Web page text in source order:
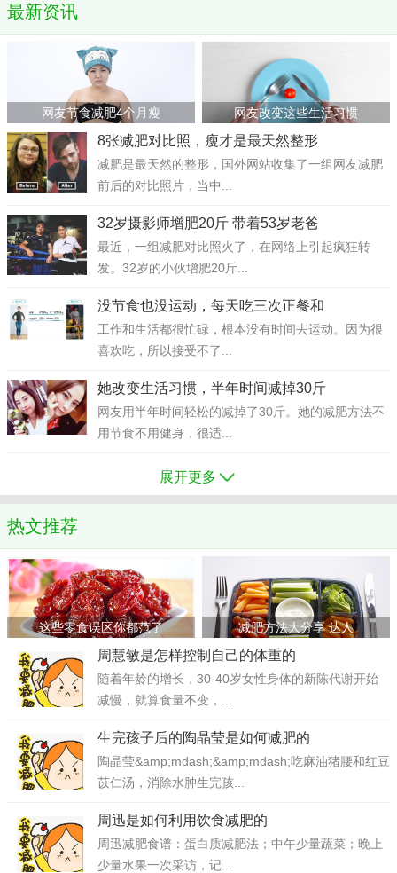
最新资讯
网友节食减肥4个月瘦 网友改变这些生活习惯
8张减肥对比照，瘦才是最天然整形
减肥是最天然的整形，国外网站收集了一组网友减肥
前后的对比照片，当中...
32岁摄影师增肥20斤 带着53岁老爸
最近，一组减肥对比照火了，在网络上引起疯狂转
发。32岁的小伙增肥20斤...
没节食也没运动，每天吃三次正餐和
工作和生活都很忙碌，根本没有时间去运动。因为很
喜欢吃，所以接受不了...
她改变生活习惯，半年时间减掉30斤
网友用半年时间轻松的减掉了30斤。她的减肥方法不
用节食不用健身，很适...
展开更多
热文推荐
这些零食误区你都范了 减肥方法大分享 达人
周慧敏是怎样控制自己的体重的
随着年龄的增长，30-40岁女性身体的新陈代谢开始
减慢，就算食量不变，...
生完孩子后的陶晶莹是如何减肥的
陶晶莹&amp;mdash;&amp;mdash;吃麻油猪腰和红豆
苡仁汤，消除水肿生完孩...
周迅是如何利用饮食减肥的
周迅减肥食谱：蛋白质减肥法；中午少量蔬菜；晚上
少量水果一次采访，记...